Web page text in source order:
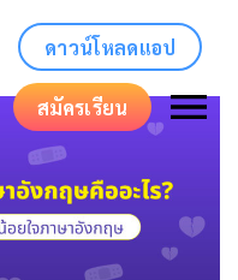
ดาวน์โหลดแอป
สมัครเรียน